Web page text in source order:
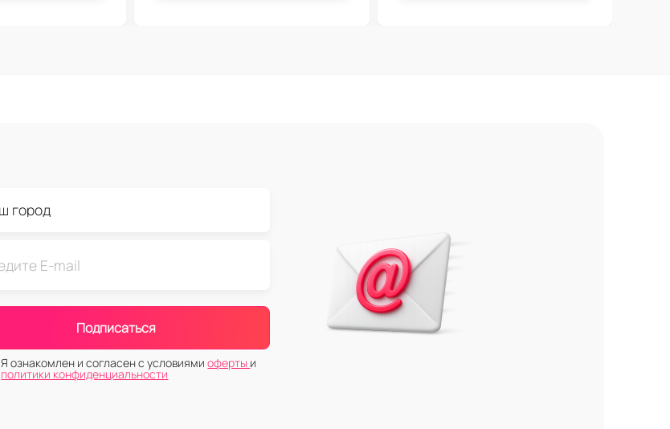
Подписаться
Я ознакомлен и согласен с условиямиоферты и
политики конфиденциальности